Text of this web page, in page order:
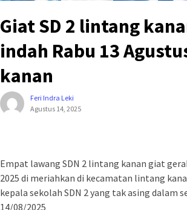
Giat SD 2 lintang
indah Rabu 13
kanan
Feri Indra Leki
Agustus 14, 2025
Empat lawang SDN 2 lintang kanan giat
2025 di meriahkan di kecamatan lintang
kepala sekolah SDN 2 yang tak asing
14/08/2025